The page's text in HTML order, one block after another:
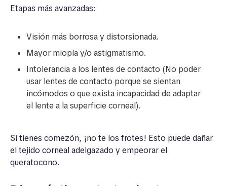
Etapas más avanzadas:
Visión más borrosa y distorsionada.
Mayor miopía y/o astigmatismo.
Intolerancia a los lentes de contacto (No poder
usar lentes de contacto porque se sientan
incómodos o que exista incapacidad de adaptar
el lente a la superficie corneal).
Si tienes comezón, ¡no te los frotes! Esto puede dañar
el tejido corneal adelgazado y empeorar el
queratocono.